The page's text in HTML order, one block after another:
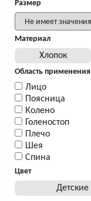
Размер
Материал
Хлопок
Область применения
Лицо
Поясница
Колено
Голеностоп
Плечо
Шея
Спина
Цвет
Детские